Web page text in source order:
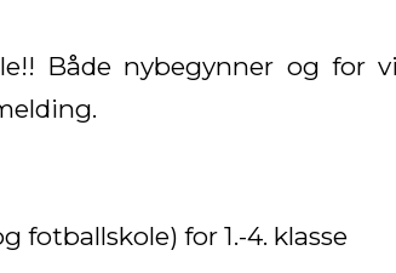
Både nybegynner og for
fotballskole) for 1.-4. klasse